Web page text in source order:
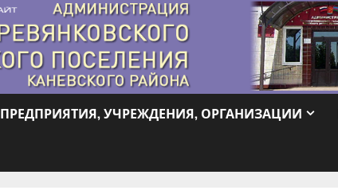
ПРЕДПРИЯТИЯ, УЧРЕЖДЕНИЯ, ОРГАНИЗАЦИИ